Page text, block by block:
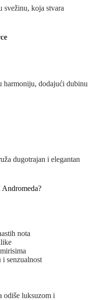
svežinu, koja stvara
harmoniju, dodajući dubinu
dugotrajan i elegantan
nota
senzualnost
luksuzom i